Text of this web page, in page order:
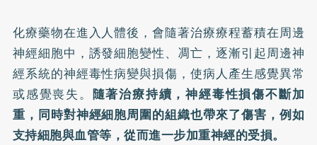
化療藥物在進入人體後，會隨著治療療程蓄積在周邊
神經細胞中，誘發細胞變性、凋亡，逐漸引起周邊神
經系統的神經毒性病變與損傷，使病人產生感覺異常
或感覺喪失。 隨著治療持續，神經毒性損傷不斷加
重，同時對神經細胞周圍的組織也帶來了傷害，例如
支持細胞與血管等，從而進一步加重神經的受損。